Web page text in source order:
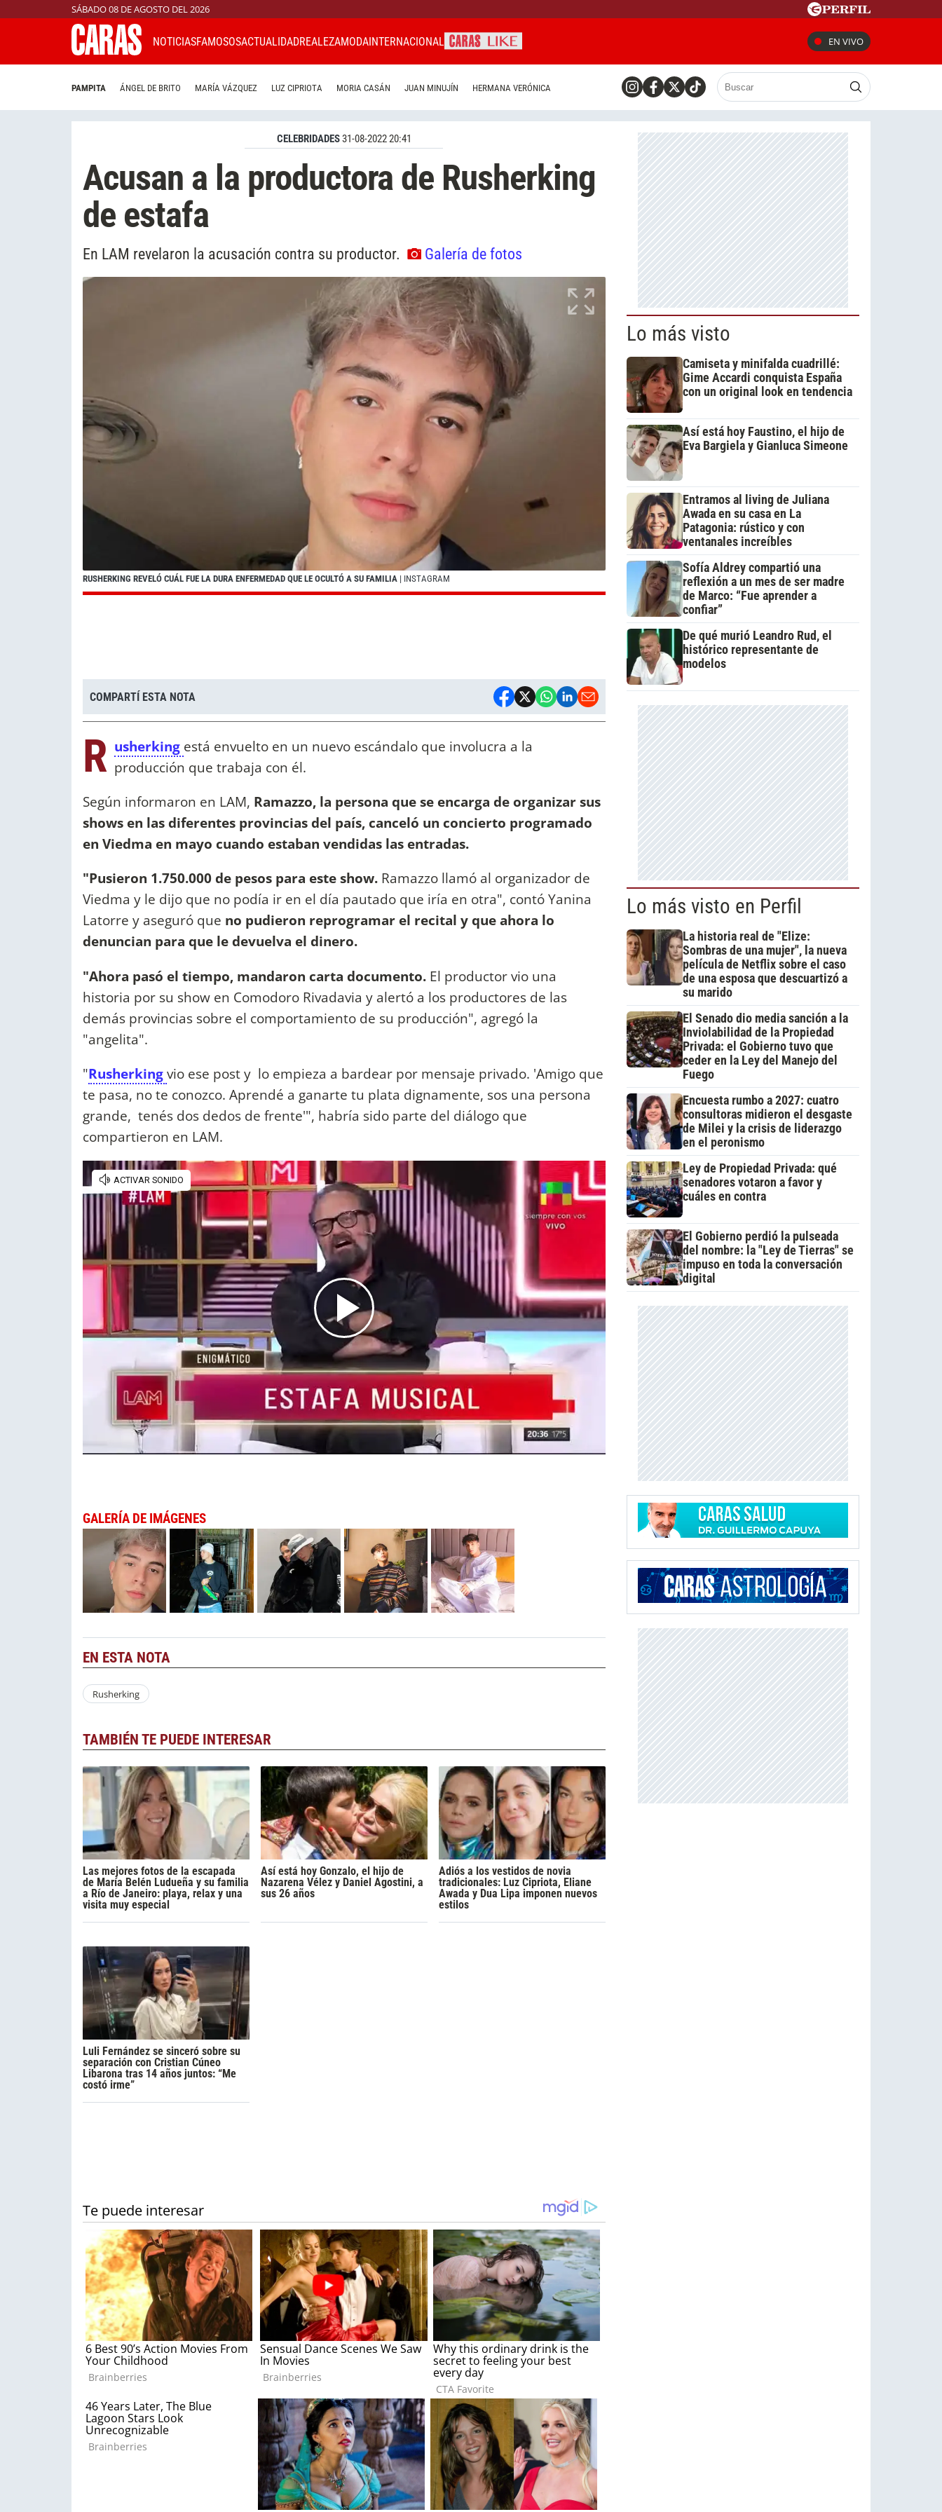
SÁBADO 08 DE AGOSTO DEL 2026
NOTICIASFAMOSOSACTUALIDADREALEZAMODAINTERNACIONAL EN VIVO
PAMPITA ÁNGEL DE BRITO MARÍA VÁZQUEZ LUZ CIPRIOTA MORIA CASÁN JUAN MINUJÍN HERMANA VERÓNICA
CELEBRIDADES31-08-2022 20:41
Acusan a la productora de Rusherking
de estafa
En LAM revelaron la acusación contra su productor. Galería de fotos
RUSHERKING REVELÓ CUÁL FUE LA DURA ENFERMEDAD QUE LE OCULTÓ A SU FAMILIA | INSTAGRAM
COMPARTÍ ESTA NOTA
R usherking está envuelto en un nuevo escándalo que involucra a la
producción que trabaja con él.
Según informaron en LAM, Ramazzo, la persona que se encarga de organizar sus
shows en las diferentes provincias del país, canceló un concierto programado
en Viedma en mayo cuando estaban vendidas las entradas.
"Pusieron 1.750.000 de pesos para este show. Ramazzo llamó al organizador de
Viedma y le dijo que no podía ir en el día pautado que iría en otra", contó Yanina
Latorre y aseguró que no pudieron reprogramar el recital y que ahora lo
denuncian para que le devuelva el dinero.
"Ahora pasó el tiempo, mandaron carta documento. El productor vio una
historia por su show en Comodoro Rivadavia y alertó a los productores de las
demás provincias sobre el comportamiento de su producción", agregó la
"angelita".
"Rusherkingvio ese post y lo empieza a bardear por mensaje privado. 'Amigo que
te pasa, no te conozco. Aprendé a ganarte tu plata dignamente, sos una persona
grande, tenés dos dedos de frente'", habría sido parte del diálogo que
compartieron en LAM.
GALERÍA DE IMÁGENES
EN ESTA NOTA
Rusherking
TAMBIÉN TE PUEDE INTERESAR
Las mejores fotos de la escapada
de María Belén Ludueña y su familia
a Río de Janeiro: playa, relax y una
visita muy especial
Así está hoy Gonzalo, el hijo de
Nazarena Vélez y Daniel Agostini, a
sus 26 años
Adiós a los vestidos de novia
tradicionales: Luz Cipriota, Eliane
Awada y Dua Lipa imponen nuevos
estilos
Luli Fernández se sinceró sobre su
separación con Cristian Cúneo
Libarona tras 14 años juntos: “Me
costó irme”
Lo más visto
Camiseta y minifalda cuadrillé:
Gime Accardi conquista España
con un original look en tendencia
Así está hoy Faustino, el hijo de
Eva Bargiela y Gianluca Simeone
Entramos al living de Juliana
Awada en su casa en La
Patagonia: rústico y con
ventanales increíbles
Sofía Aldrey compartió una
reflexión a un mes de ser madre
de Marco: “Fue aprender a
confiar”
De qué murió Leandro Rud, el
histórico representante de
modelos
Lo más visto en Perfil
La historia real de "Elize:
Sombras de una mujer", la nueva
película de Netflix sobre el caso
de una esposa que descuartizó a
su marido
El Senado dio media sanción a la
Inviolabilidad de la Propiedad
Privada: el Gobierno tuvo que
ceder en la Ley del Manejo del
Fuego
Encuesta rumbo a 2027: cuatro
consultoras midieron el desgaste
de Milei y la crisis de liderazgo
en el peronismo
Ley de Propiedad Privada: qué
senadores votaron a favor y
cuáles en contra
El Gobierno perdió la pulseada
del nombre: la "Ley de Tierras" se
impuso en toda la conversación
digital